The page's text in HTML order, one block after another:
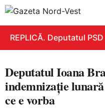
REPLICĂ. Deputatul
Deputatul Ioana
indemnizație
ce e vorba